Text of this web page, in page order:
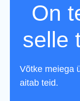
On
selle
Võtke meiega
aitab teid.